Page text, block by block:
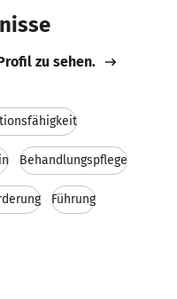
zu sehen.
Behandlungspflege
Führung